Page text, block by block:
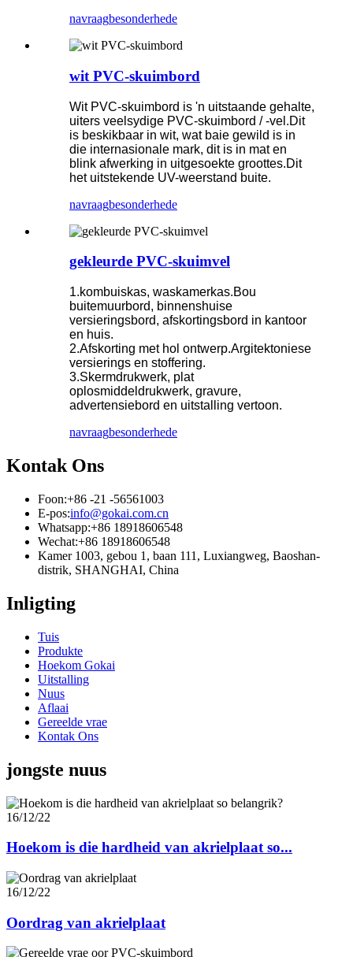
navraagbesonderhede
wit PVC-skuimbord
Wit PVC-skuimbord is 'n uitstaande gehalte,
uiters veelsydige PVC-skuimbord / -vel.Dit
is beskikbaar in wit, wat baie gewild is in
die internasionale mark, dit is in mat en
blink afwerking in uitgesoekte groottes.Dit
het uitstekende UV-weerstand buite.
navraagbesonderhede
gekleurde PVC-skuimvel
1.kombuiskas, waskamerkas.Bou
buitemuurbord, binnenshuise
versieringsbord, afskortingsbord in kantoor
en huis.
2.Afskorting met hol ontwerp.Argitektoniese
versierings en stoffering.
3.Skermdrukwerk, plat
oplosmiddeldrukwerk, gravure,
advertensiebord en uitstalling vertoon.
navraagbesonderhede
Kontak Ons
Foon:+86 -21 -56561003
E-pos:info@gokai.com.cn
Whatsapp:+86 18918606548
Wechat:+86 18918606548
Kamer 1003, gebou 1, baan 111, Luxiangweg, Baoshan-
distrik, SHANGHAI, China
Inligting
Tuis
Produkte
Hoekom Gokai
Uitstalling
Nuus
Aflaai
Gereelde vrae
Kontak Ons
jongste nuus
16/12/22
Hoekom is die hardheid van akrielplaat so...
16/12/22
Oordrag van akrielplaat